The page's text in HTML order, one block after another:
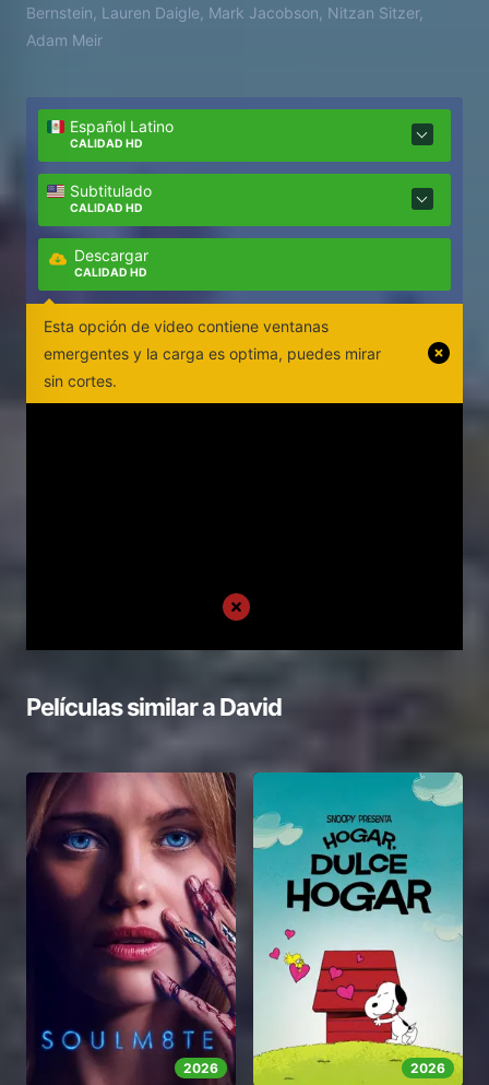
Bernstein, Lauren Daigle, Mark Jacobson, Nitzan Sitzer,
Adam Meir
Español Latino
CALIDAD HD
Subtitulado
CALIDAD HD
Descargar
CALIDAD HD
Esta opción de video contiene ventanas
emergentes y la carga es optima, puedes mirar
sin cortes.
Películas similar aDavid
2026 2026